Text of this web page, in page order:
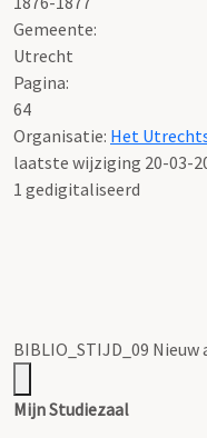
Gemeente:
Utrecht
Pagina:
64
Organisatie: Het
laatste wijziging 20-03-
1 gedigitaliseerd
BIBLIO_STIJD_09
Mijn Studiezaal